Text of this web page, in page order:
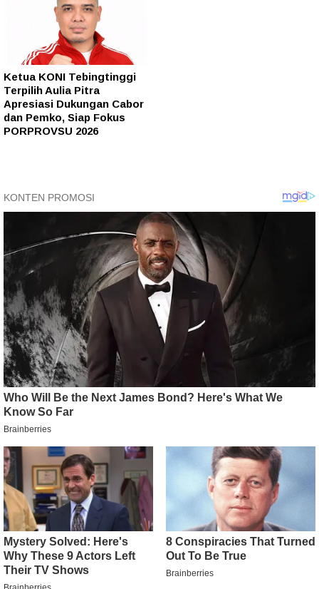
Ketua KONI Tebingtinggi
Terpilih Aulia Pitra
Apresiasi Dukungan Cabor
dan Pemko, Siap Fokus
PORPROVSU 2026